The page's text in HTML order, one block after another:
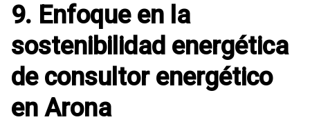
9. Enfoque en la
sostenibilidad energética
de consultor energético
en Arona